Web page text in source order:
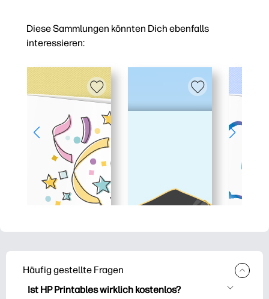
Diese Sammlungen könnten Dich ebenfalls
interessieren:
Häufig gestellte Fragen
Ist HP Printables wirklich kostenlos?